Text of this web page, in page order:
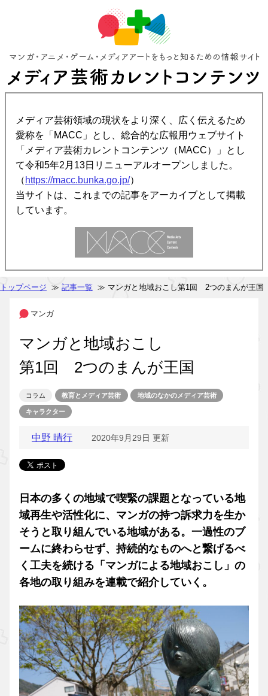
メディア芸術領域の現状をより深く、広く伝えるため
愛称を「MACC」とし、総合的な広報用ウェブサイト
「メディア芸術カレントコンテンツ（MACC）」とし
て令和5年2月13日リニューアルオープンしました。
（ https://macc.bunka.go.jp/）
当サイトは、これまでの記事をアーカイブとして掲載
しています。
トップページ ≫ 記事一覧 ≫ マンガと地域おこし第1回 2つのまんが王国
マンガ
マンガと地域おこし
第1回 2つのまんが王国
コラム 教育とメディア芸術 地域のなかのメディア芸術
キャラクター
中野 晴行 2020年9月29日 更新
日本の多くの地域で喫緊の課題となっている地
域再生や活性化に、マンガの持つ訴求力を生か
そうと取り組んでいる地域がある。一過性のブ
ームに終わらせず、持続的なものへと繋げるべ
く工夫を続ける「マンガによる地域おこし」の
各地の取り組みを連載で紹介していく。